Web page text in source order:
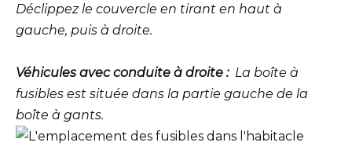
Déclippez le couvercle en tirant en haut à
gauche, puis à droite.
Véhicules avec conduite à droite : La boîte à
fusibles est située dans la partie gauche de la
boîte à gants.